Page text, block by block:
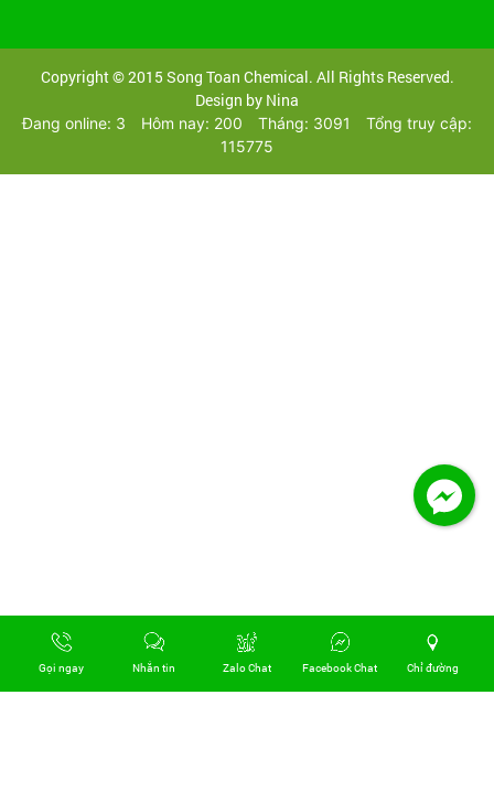
Design by Nina
Hôm nay: 200 Tháng: 3091
115775
Gọi ngay Nhắn tin Zalo Chat Facebook Chat Chỉ đường